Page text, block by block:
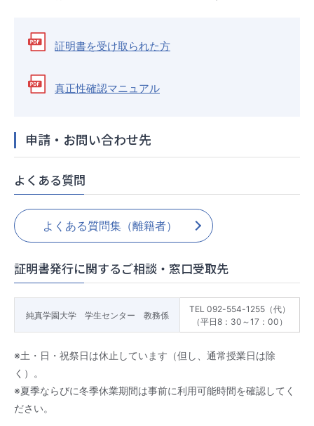
証明書を受け取られた方
真正性確認マニュアル
申請・お問い合わせ先
よくある質問
よくある質問集（離籍者）
証明書発行に関するご相談・窓口受取先
純真学園大学 学生センター 教務係
TEL 092-554-1255（代）
（平日8：30～17：00）
※土・日・祝祭日は休止しています（但し、通常授業日は除
く）。
※夏季ならびに冬季休業期間は事前に利用可能時間を確認してく
ださい。